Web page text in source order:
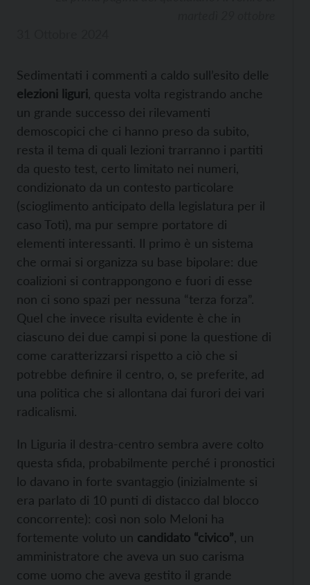
Sedimentati i commenti a caldo sull’esito delle
elezioni liguri , questa volta registrando anche
un grande successo dei rilevamenti
demoscopici che ci hanno preso da subito,
resta il tema di quali lezioni trarranno i partiti
da questo test, certo limitato nei numeri,
condizionato da un contesto particolare
(scioglimento anticipato della legislatura per il
caso Toti), ma pur sempre portatore di
elementi interessanti. Il primo è un sistema
che ormai si organizza su base bipolare: due
coalizioni si contrappongono e fuori di esse
non ci sono spazi per nessuna “terza forza”.
Quel che invece risulta evidente è che in
ciascuno dei due campi si pone la questione di
come caratterizzarsi rispetto a ciò che si
potrebbe definire il centro, o, se preferite, ad
una politica che si allontana dai furori dei vari
radicalismi.
In Liguria il destra-centro sembra avere colto
questa sfida, probabilmente perché i pronostici
lo davano in forte svantaggio (inizialmente si
era parlato di 10 punti di distacco dal blocco
concorrente): così non solo Meloni ha
fortemente voluto un candidato “civico” , un
amministratore che aveva un suo carisma
come uomo che aveva gestito il grande